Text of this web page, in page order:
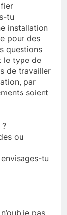
tu
installation
pour des
questions
le type de
de travailler
par
soient
?
ou
tu
pas